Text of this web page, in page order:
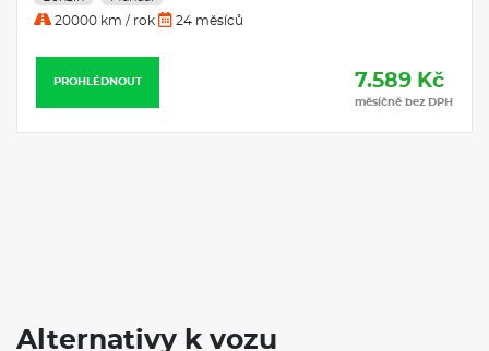
20000 km / rok 24 měsíců
PROHLÉDNOUT 7.589 Kč
měsíčně bez DPH
Alternativy k vozu